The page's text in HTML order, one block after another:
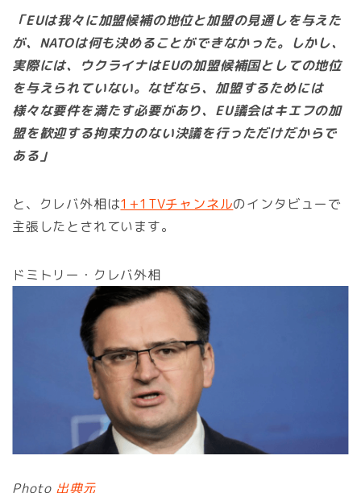
「EUは我々に加盟候補の地位と加盟の見通しを与えた
が、NATOは何も決めることができなかった。しかし、
実際には、ウクライナはEUの加盟候補国としての地位
を与えられていない。なぜなら、加盟するためには
様々な要件を満たす必要があり、EU議会はキエフの加
盟を歓迎する拘束力のない決議を行っただけだからで
ある」
と、クレバ外相は1+1TVチャンネルのインタビューで
主張したとされています。
ドミトリー・クレバ外相
Photo 出典元